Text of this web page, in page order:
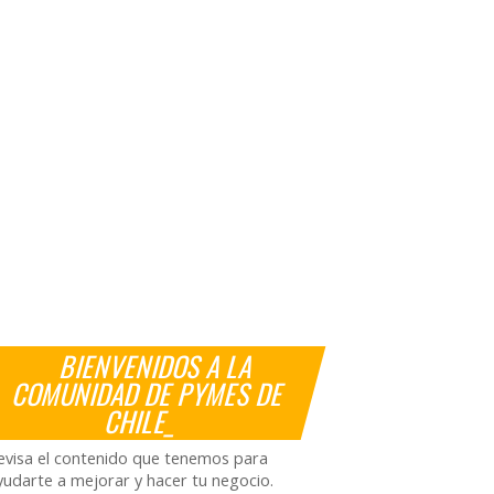
BIENVENIDOS A LA
COMUNIDAD DE PYMES DE
CHILE_
el contenido que tenemos para
a mejorar y hacer tu negocio.